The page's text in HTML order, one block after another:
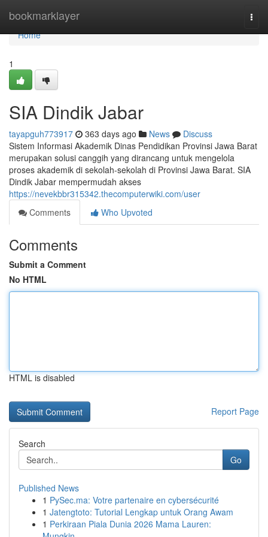
bookmarklayer
Home
Home
1
SIA Dindik Jabar
tayapguh773917 363 days ago News
Discuss
Sistem Informasi Akademik Dinas Pendidikan Provinsi Jawa Barat
merupakan solusi canggih yang dirancang untuk mengelola
proses akademik di sekolah-sekolah di Provinsi Jawa Barat. SIA
Dindik Jabar mempermudah akses
https://nevekbbr315342.thecomputerwiki.com/user
Comments
Who Upvoted
Comments
Submit a Comment
No HTML
HTML is disabled
Report Page
Search
Go
Published News
1 PySec.ma: Votre partenaire en cybersécurité
1 Jatengtoto: Tutorial Lengkap untuk Orang Awam
1 Perkiraan Piala Dunia 2026 Mama Lauren: